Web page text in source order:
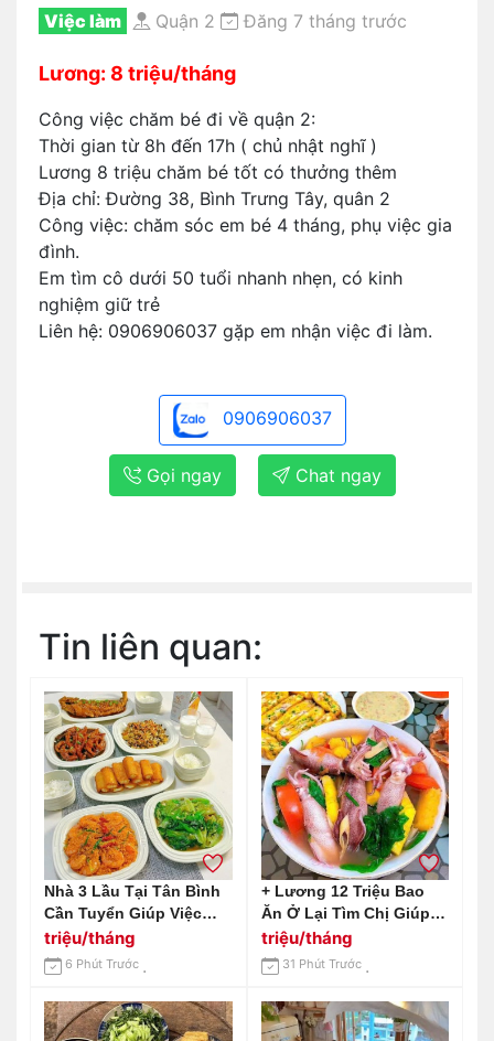
Việc làm Quận 2 Đăng 7 tháng trước
Lương: 8 triệu/tháng
Công việc chăm bé đi về quận 2:
Thời gian từ 8h đến 17h ( chủ nhật nghĩ )
Lương 8 triệu chăm bé tốt có thưởng thêm
Địa chỉ: Đường 38, Bình Trưng Tây, quân 2
Công việc: chăm sóc em bé 4 tháng, phụ việc gia
đình.
Em tìm cô dưới 50 tuổi nhanh nhẹn, có kinh
nghiệm giữ trẻ
Liên hệ: 0906906037 gặp em nhận việc đi làm.
0906906037
Gọi ngay Chat ngay
Tin liên quan:
Nhà 3 Lầu Tại Tân Bình
Cần Tuyển Giúp Việc
Nhà - Lương Cao
triệu/tháng
6 Phút Trước
+ Lương 12 Triệu Bao
Ăn Ở Lại Tìm Chị Giúp
Việc Quê Miền Bắc :
0978609760 ( Có Zalo)
triệu/tháng
31 Phút Trước